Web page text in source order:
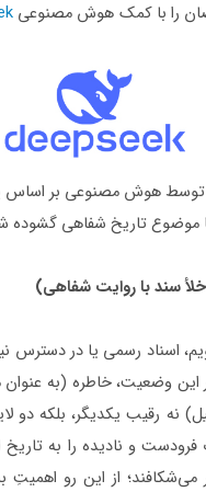
را با کمک هوش مصنوعی
توسط هوش مصنوعی بر
موضوع تاریخ شفاهی گشوده
سند با روایت شفاهی)
اسناد رسمی یا در دسترس
این وضعیت، خاطره (به
نه رقیب یکدیگر، بلکه دو
و نادیده را به تاریخ
از این رو اهمیتِ